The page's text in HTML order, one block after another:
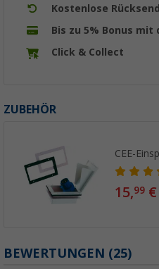
Kostenlose
Bis zu 5% Bonus
Click & Collect
ZUBEHÖR
CEE-
15,99 €
BEWERTUNGEN (25)